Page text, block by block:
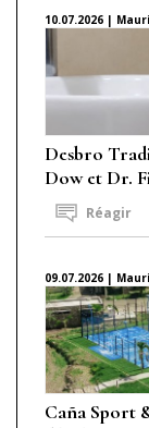
10.07.2026 |
Desbro
Dow et Dr.
Réagir
09.07.2026 |
Caña Sport